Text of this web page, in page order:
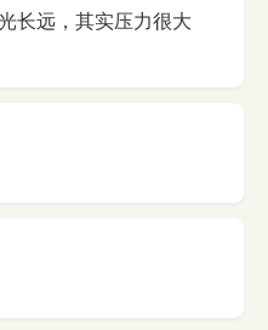
长远，其实压力很大